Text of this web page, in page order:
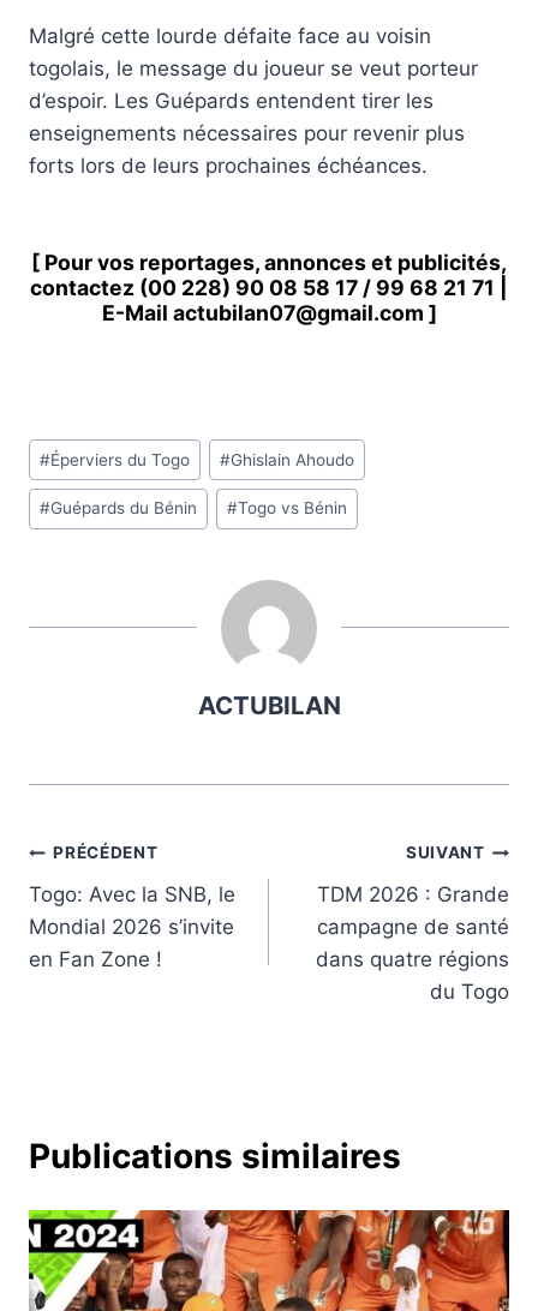
Malgré cette lourde défaite face au voisin
togolais, le message du joueur se veut porteur
d’espoir. Les Guépards entendent tirer les
enseignements nécessaires pour revenir plus
forts lors de leurs prochaines échéances.
[ Pour vos reportages, annonces et publicités,
contactez (00 228) 90 08 58 17 / 99 68 21 71
E-Mail actubilan07@gmail.com ]
Étiquettes
de
la
#Éperviers du Togo #Ghislain Ahoudo
#Guépards du Bénin #Togo vs Bénin
ACTUBILAN
Navigation
de
l’article
PRÉCÉDENT
Togo: Avec la SNB, le
Mondial 2026 s’invite
en Fan Zone !
SUIVANT
TDM 2026 : Grande
campagne de santé
dans quatre régions
du Togo
Publications similaires